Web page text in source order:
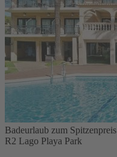
Badeurlaub zum Spitzenpreis
R2 Lago Playa Park